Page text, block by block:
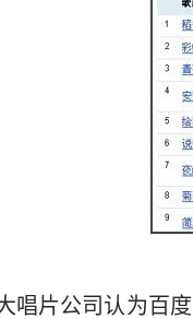
唱片公司认为百